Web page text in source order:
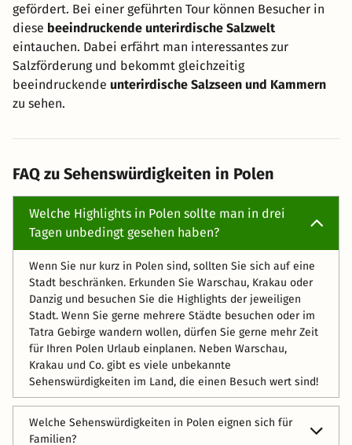
gefördert. Bei einer geführten Tour können Besucher in
diese beeindruckende unterirdische Salzwelt
eintauchen. Dabei erfährt man interessantes zur
Salzförderung und bekommt gleichzeitig
beeindruckende unterirdische Salzseen und Kammern
zu sehen.
FAQ zu Sehenswürdigkeiten in Polen
Welche Highlights in Polen sollte man in drei
Tagen unbedingt gesehen haben?
Wenn Sie nur kurz in Polen sind, sollten Sie sich auf eine
Stadt beschränken. Erkunden Sie Warschau, Krakau oder
Danzig und besuchen Sie die Highlights der jeweiligen
Stadt. Wenn Sie gerne mehrere Städte besuchen oder im
Tatra Gebirge wandern wollen, dürfen Sie gerne mehr Zeit
für Ihren Polen Urlaub einplanen. Neben Warschau,
Krakau und Co. gibt es viele unbekannte
Sehenswürdigkeiten im Land, die einen Besuch wert sind!
Welche Sehenswürdigkeiten in Polen eignen sich für
Familien?